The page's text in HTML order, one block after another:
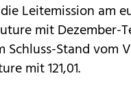
Leitemission am
mit Dezember-
Stand vom
mit 121,01.